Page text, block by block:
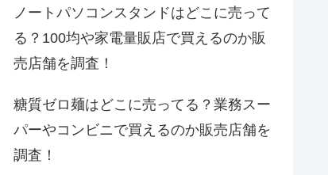
ノートパソコンスタンドはどこに売って
る？100均や家電量販店で買えるのか販
売店舗を調査！
糖質ゼロ麺はどこに売ってる？業務スー
パーやコンビニで買えるのか販売店舗を
調査！